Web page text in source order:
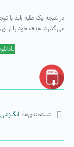
در نتیجه یک طلبه باید با
می گذارد، هدف خود را از
دسته‌بندی‌ها: انگیزشی،